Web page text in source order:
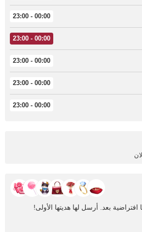
00:00 - 23:00
00:00 - 23:00
00:00 - 23:00
00:00 - 23:00
00:00 - 23:00
افتراضية بعد. أرسل لها هديتها الأولى!